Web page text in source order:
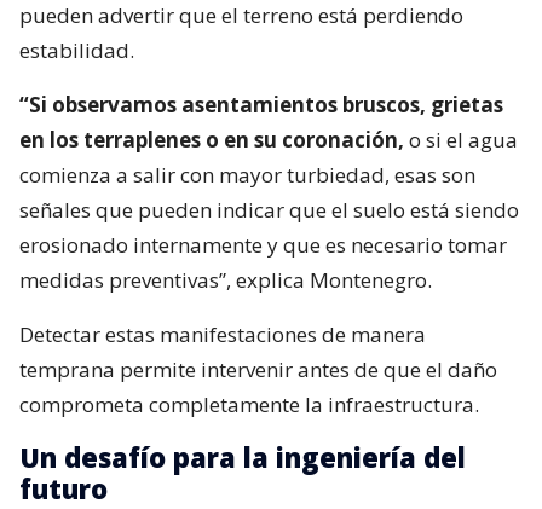
pueden advertir que el terreno está perdiendo
estabilidad.
“Si observamos asentamientos bruscos, grietas
en los terraplenes o en su coronación, o si el agua
comienza a salir con mayor turbiedad, esas son
señales que pueden indicar que el suelo está siendo
erosionado internamente y que es necesario tomar
medidas preventivas”, explica Montenegro.
Detectar estas manifestaciones de manera
temprana permite intervenir antes de que el daño
comprometa completamente la infraestructura.
Un desafío para la ingeniería del
futuro